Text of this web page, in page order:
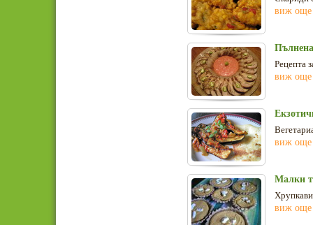
виж още
Рецепта
виж още
виж още
Малки
Хрупкави
виж още